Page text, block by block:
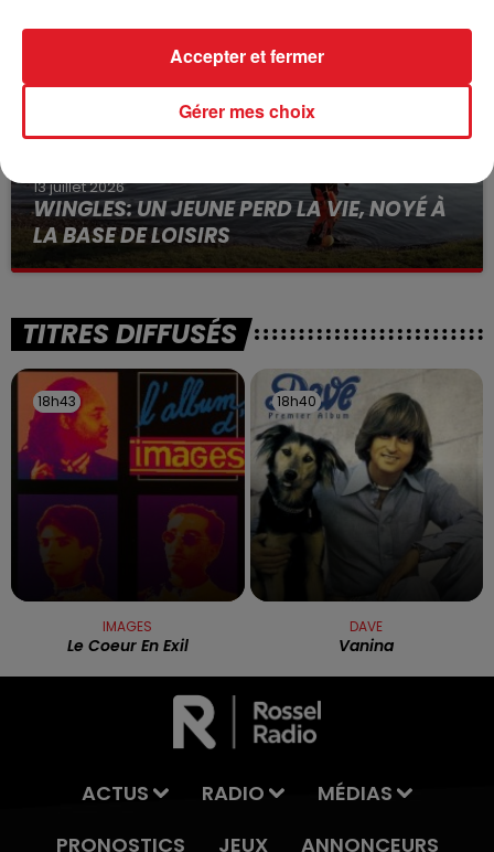
13 juillet 2026
WINGLES: UN JEUNE PERD LA VIE, NOYÉ À
LA BASE DE LOISIRS
La victime a coulé à pic
TITRES DIFFUSÉS
18h43
18h43
IMAGES
Le Coeur En Exil
18h40
18h40
DAVE
Vanina
ACTUS RADIO
MÉDIAS
PRONOSTICS
JEUX ANNONCEURS
Gérer mes choix
Accepter et fermer